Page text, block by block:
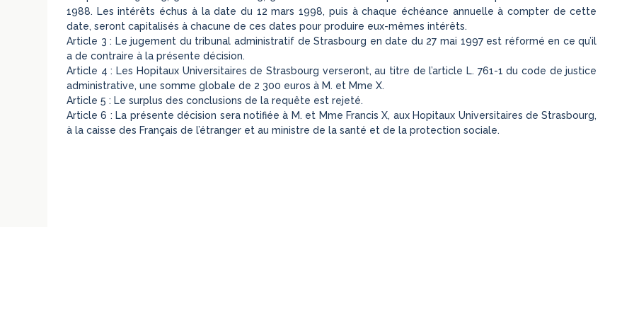
1988. Les intérêts échus à la date du 12 mars 1998, puis à chaque échéance annuelle à compter de cette
date, seront capitalisés à chacune de ces dates pour produire eux-mêmes intérêts.
Article 3 : Le jugement du tribunal administratif de Strasbourg en date du 27 mai 1997 est réformé en ce qu’il
a de contraire à la présente décision.
Article 4 : Les Hopitaux Universitaires de Strasbourg verseront, au titre de l’article L. 761-1 du code de justice
administrative, une somme globale de 2 300 euros à M. et Mme X.
Article 5 : Le surplus des conclusions de la requête est rejeté.
Article 6 : La présente décision sera notifiée à M. et Mme Francis X, aux Hopitaux Universitaires de Strasbourg,
à la caisse des Français de l’étranger et au ministre de la santé et de la protection sociale.